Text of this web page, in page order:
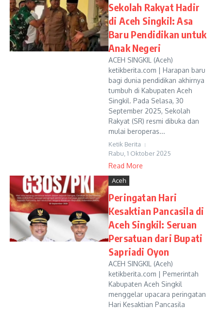
Sekolah Rakyat Hadir
di Aceh Singkil: Asa
Baru Pendidikan untuk
Anak Negeri
ACEH SINGKIL (Aceh)
ketikberita.com | Harapan baru
bagi dunia pendidikan akhirnya
tumbuh di Kabupaten Aceh
Singkil. Pada Selasa, 30
September 2025, Sekolah
Rakyat (SR) resmi dibuka dan
mulai beroperas...
Ketik Berita
Rabu, 1 Oktober 2025
Read More
Aceh
Peringatan Hari
Kesaktian Pancasila di
Aceh Singkil: Seruan
Persatuan dari Bupati
Sapriadi Oyon
ACEH SINGKIL (Aceh)
ketikberita.com | Pemerintah
Kabupaten Aceh Singkil
menggelar upacara peringatan
Hari Kesaktian Pancasila